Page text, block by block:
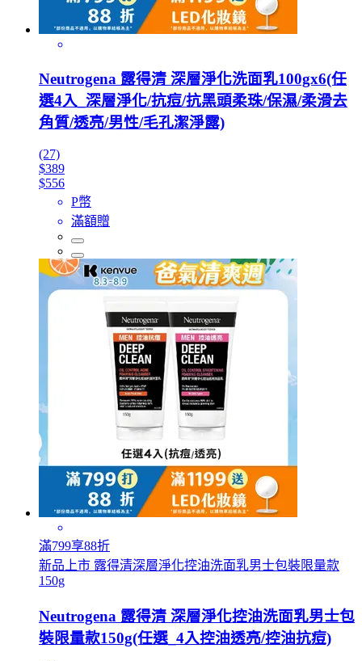
Neutrogena 露得清 深層淨化洗面乳100gx6(任
選4入_深層淨化/抗痘/抗黑頭柔珠/保濕/柔滑去
角質/透亮/男性/毛孔潔淨露)
(27)
$389
$556
P幣
滿額贈
滿799享88折
新品上市 露得清深層淨化控油洗面乳男士包裝限量款
150g
Neutrogena 露得清 深層淨化控油洗面乳男士包
裝限量款150g(任選_4入控油透亮/控油抗痘)